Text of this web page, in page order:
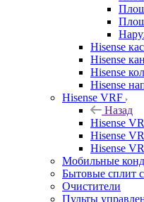
Hisense
Hisense
Hisense
Hisense
Hisense VRF
Назад
Hisense
Hisense
Hisense
Мобильные
Бытовые сплит
Очистители
Пульты